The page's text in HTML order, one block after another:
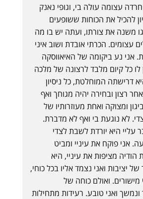
עצומה עולה בי, וגופי נאנק
להכיל את הכוחות ששופעים
משנה את צורתו, ועתה יש בו מה
עצומים. הכרתי אובדת ושוב איני
אני נע ביקומה של האיאווסקה
כל קיום מלבד לרצונה של מלכה
דרישתה המוחלטת, כל ניסיון
רצון ובחירה יהיה מגוחך ואף
ומצוקה ואחת מעוזרותיו של
לא נוגעת בי ואף לא מדברת.
עליי היא יורדת לשבת לצדי
אני פוקח את עיניי ומביט
מציפות את עיניי, היא
יציבות ואני נצמד אליו בכל כוחי,
ואולם כוחה של
ונמשך ואני טובע. רעידות מתחילות